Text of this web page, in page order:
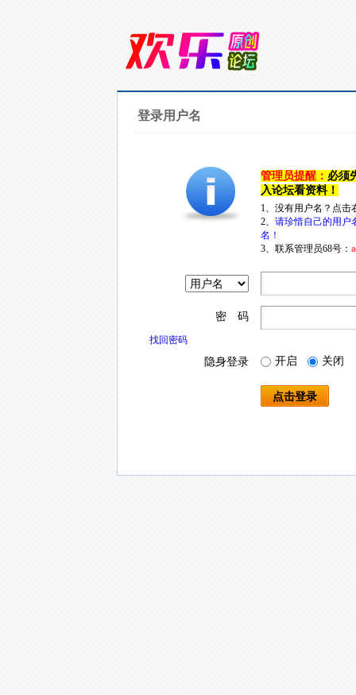
登录用户名
管理员提醒： 必须
入论坛看资料！
1、没有用户名？点
2、 请珍惜自己的用户
名！
3、联系管理员68号：
密 码
找回密码
隐身登录 开启 关闭
点击登录